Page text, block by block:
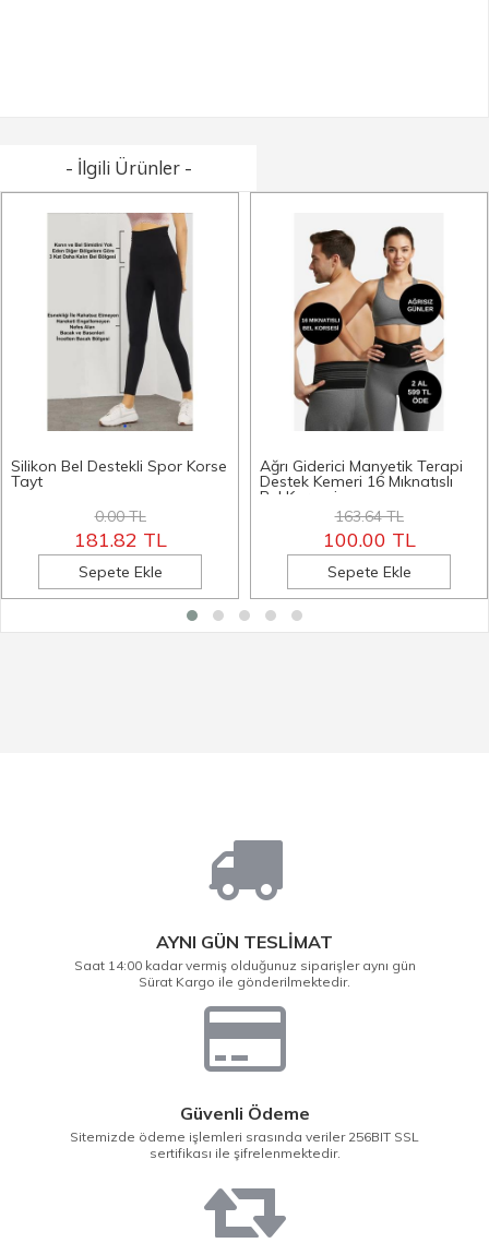
- İlgili Ürünler -
Silikon Bel Destekli Spor Korse
Tayt
0.00 TL
181.82 TL
Sepete Ekle
Ağrı Giderici Manyetik Terapi
Destek Kemeri 16 Mıknatıslı
Bel Korsesi
163.64 TL
100.00 TL
Sepete Ekle
AYNI GÜN TESLİMAT
Saat 14:00 kadar vermiş olduğunuz siparişler aynı gün
Sürat Kargo ile gönderilmektedir.
Güvenli Ödeme
Sitemizde ödeme işlemleri srasında veriler 256BIT SSL
sertifikası ile şifrelenmektedir.